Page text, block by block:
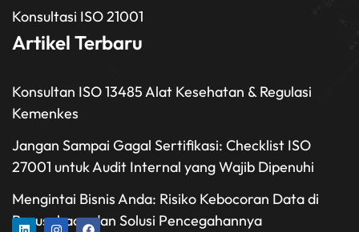
Konsultasi ISO 21001
Artikel Terbaru
Konsultan ISO 13485 Alat Kesehatan & Regulasi
Kemenkes
Jangan Sampai Gagal Sertifikasi: Checklist ISO
27001 untuk Audit Internal yang Wajib Dipenuhi
Mengintai Bisnis Anda: Risiko Kebocoran Data di
Perusahaan dan Solusi Pencegahannya